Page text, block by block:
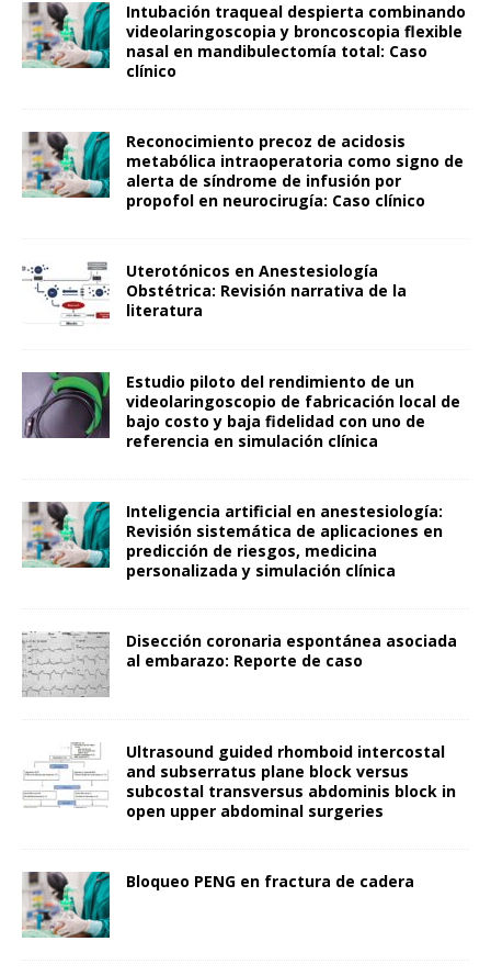
Intubación traqueal despierta combinando
videolaringoscopia y broncoscopia flexible
nasal en mandibulectomía total: Caso
clínico
Reconocimiento precoz de acidosis
metabólica intraoperatoria como signo de
alerta de síndrome de infusión por
propofol en neurocirugía: Caso clínico
Uterotónicos en Anestesiología
Obstétrica: Revisión narrativa de la
literatura
Estudio piloto del rendimiento de un
videolaringoscopio de fabricación local de
bajo costo y baja fidelidad con uno de
referencia en simulación clínica
Inteligencia artificial en anestesiología:
Revisión sistemática de aplicaciones en
predicción de riesgos, medicina
personalizada y simulación clínica
Disección coronaria espontánea asociada
al embarazo: Reporte de caso
Ultrasound guided rhomboid intercostal
and subserratus plane block versus
subcostal transversus abdominis block in
open upper abdominal surgeries
Bloqueo PENG en fractura de cadera